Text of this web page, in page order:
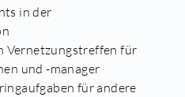
in der
Vernetzungstreffen für
und -manager
für andere